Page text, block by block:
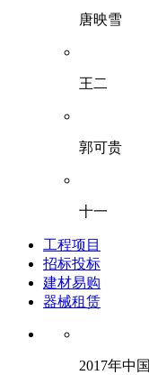
唐映雪
王二
郭可贵
十一
工程项目
招标投标
建材易购
器械租赁
2017年中